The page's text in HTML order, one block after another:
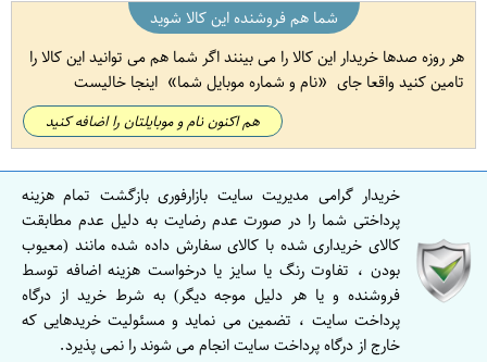
شما هم فروشنده این کالا شوید
هر روزه صدها خریدار این کالا را می بینند اگر شما هم می توانید این کالا را
تامین کنید واقعا جای
نام و شماره موبایل شما اینجا خالیست
هم اکنون نام و موبایلتان را اضافه کنید
خریدار گرامی مدیریت سایت بازارفوری بازگشت تمام هزینه
پرداختی شما را در صورت عدم رضایت به دلیل عدم مطابقت
کالای خریداری شده با کالای سفارش داده شده مانند (معیوب
بودن ، تفاوت رنگ یا سایز یا درخواست هزینه اضافه توسط
فروشنده و یا هر دلیل موجه دیگر) به شرط خرید از درگاه
پرداخت سایت ، تضمین می نماید و مسئولیت خریدهایی که
خارج از درگاه پرداخت سایت انجام می شوند را نمی پذیرد.